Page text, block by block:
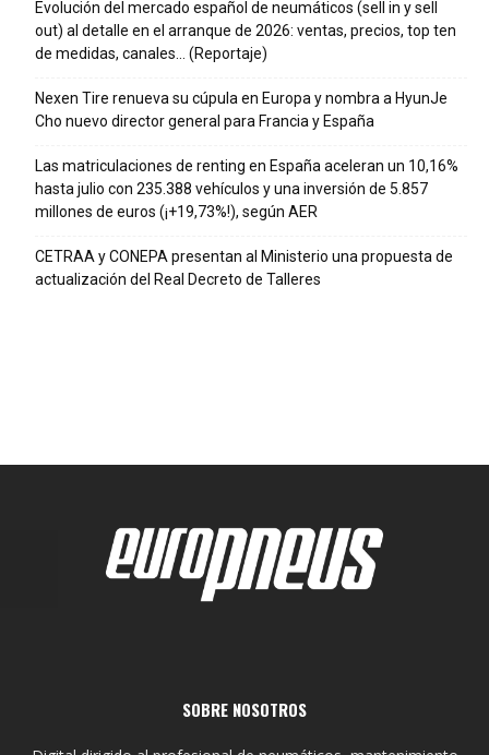
Evolución del mercado español de neumáticos (sell in y sell
out) al detalle en el arranque de 2026: ventas, precios, top ten
de medidas, canales… (Reportaje)
Nexen Tire renueva su cúpula en Europa y nombra a HyunJe
Cho nuevo director general para Francia y España
Las matriculaciones de renting en España aceleran un 10,16%
hasta julio con 235.388 vehículos y una inversión de 5.857
millones de euros (¡+19,73%!), según AER
CETRAA y CONEPA presentan al Ministerio una propuesta de
actualización del Real Decreto de Talleres
SOBRE NOSOTROS